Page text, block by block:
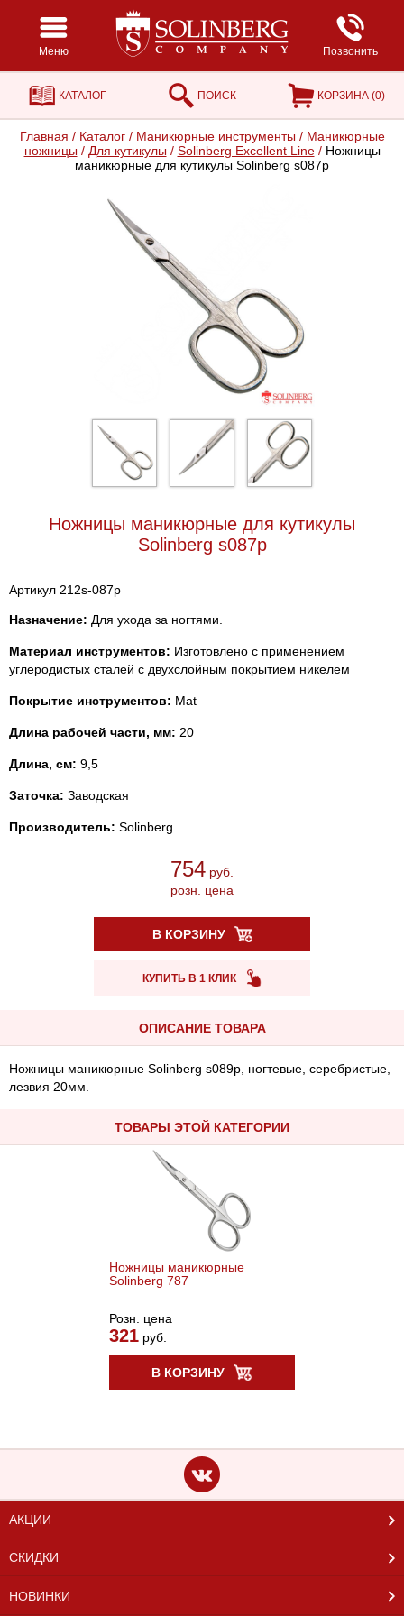
Меню Позвонить
КАТАЛОГ ПОИСК КОРЗИНА (0)
Главная / Каталог / Маникюрные инструменты / Маникюрные
ножницы / Для кутикулы / Solinberg Excellent Line /Ножницы
маникюрные для кутикулы Solinberg s087p
Ножницы маникюрные для кутикулы
Solinberg s087p
Артикул 212s-087p
Назначение: Для ухода за ногтями.
Материал инструментов: Изготовлено с применением
углеродистых сталей с двухслойным покрытием никелем
Покрытие инструментов: Mat
Длина рабочей части, мм: 20
Длина, см: 9,5
Заточка: Заводская
Производитель: Solinberg
754 руб.
розн. цена
В КОРЗИНУ
КУПИТЬ В 1 КЛИК
ОПИСАНИЕ ТОВАРА
Ножницы маникюрные Solinberg s089p, ногтевые, серебристые,
лезвия 20мм.
ТОВАРЫ ЭТОЙ КАТЕГОРИИ
Ножницы маникюрные
Solinberg 787
Розн. цена
321руб.
В КОРЗИНУ
АКЦИИ
СКИДКИ
НОВИНКИ